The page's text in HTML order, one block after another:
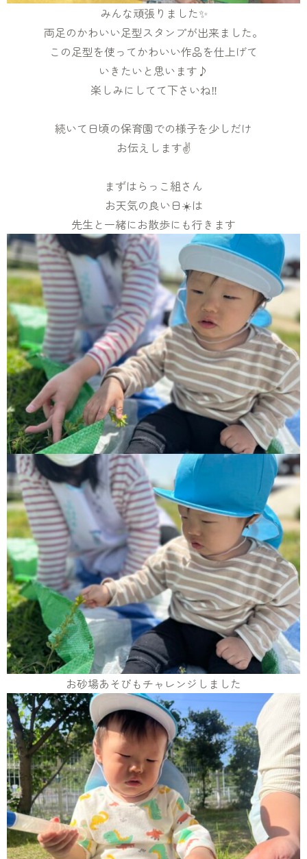
みんな頑張りました✨
両足のかわいい足型スタンプが出来ました。
この足型を使ってかわいい作品を仕上げて
いきたいと思います♪
楽しみにしてて下さいね‼️
続いて日頃の保育園での様子を少しだけ
お伝えします✌
まずはらっこ組さん
お天気の良い日☀️は
先生と一緒にお散歩にも行きます
お砂場あそびもチャレンジしました